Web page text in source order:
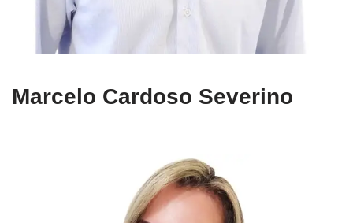
Marcelo Cardoso Severino